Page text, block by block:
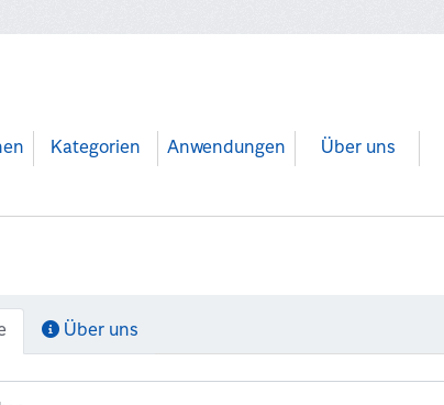
Kategorien Anwendungen Über uns
Über uns